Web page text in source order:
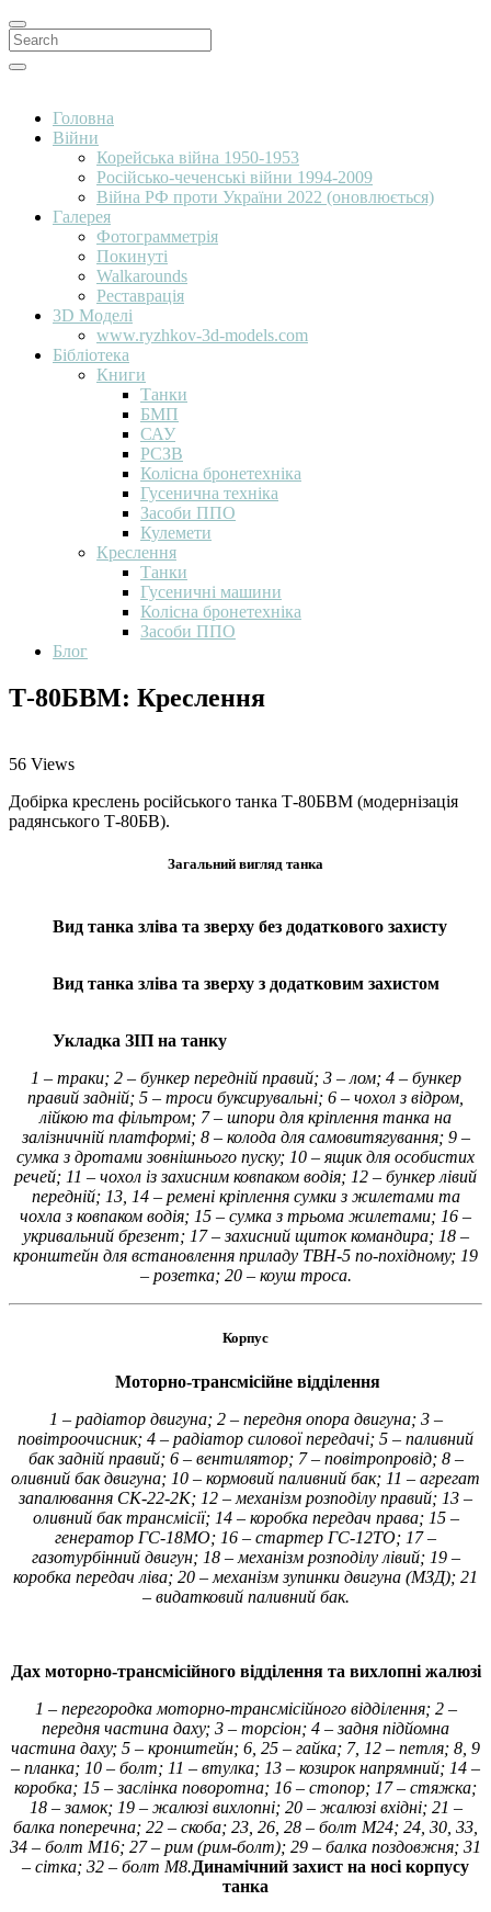
Search
for:
Search
Головна
Війни
Корейська війна 1950-1953
Російсько-чеченські війни 1994-2009
Війна РФ проти України 2022 (оновлюється)
Галерея
Фотограмметрія
Покинуті
Walkarounds
Реставрація
3D Моделі
www.ryzhkov-3d-models.com
Бібліотека
Книги
Танки
БМП
САУ
РСЗВ
Колісна бронетехніка
Гусенична техніка
Засоби ППО
Кулемети
Креслення
Танки
Гусеничні машини
Колісна бронетехніка
Засоби ППО
Блог
Т-80БВМ: Креслення
56 Views
Добірка креслень російського танка Т-80БВМ (модернізація
радянського Т-80БВ).
Загальний вигляд танка
Вид танка зліва та зверху без додаткового захисту
Вид танка зліва та зверху з додатковим захистом
Укладка ЗІП на танку
1 – траки; 2 – бункер передній правий; 3 – лом; 4 – бункер
правий задній; 5 – троси буксирувальні; 6 – чохол з відром,
лійкою та фільтром; 7 – шпори для кріплення танка на
залізничній платформі; 8 – колода для самовитягування; 9 –
сумка з дротами зовнішнього пуску; 10 – ящик для особистих
речей; 11 – чохол із захисним ковпаком водія; 12 – бункер лівий
передній; 13, 14 – ремені кріплення сумки з жилетами та
чохла з ковпаком водія; 15 – сумка з трьома жилетами; 16 –
укривальний брезент; 17 – захисний щиток командира; 18 –
кронштейн для встановлення приладу ТВН-5 по-похідному; 19
– розетка; 20 – коуш троса.
Корпус
Моторно-трансмісійне відділення
1 – радіатор двигуна; 2 – передня опора двигуна; 3 –
повітроочисник; 4 – радіатор силової передачі; 5 – паливний
бак задній правий; 6 – вентилятор; 7 – повітропровід; 8 –
оливний бак двигуна; 10 – кормовий паливний бак; 11 – агрегат
запалювання СК-22-2К; 12 – механізм розподілу правий; 13 –
оливний бак трансмісії; 14 – коробка передач права; 15 –
генератор ГС-18МО; 16 – стартер ГС-12ТО; 17 –
газотурбінний двигун; 18 – механізм розподілу лівий; 19 –
коробка передач ліва; 20 – механізм зупинки двигуна (МЗД); 21
– видатковий паливний бак.
Дах моторно-трансмісійного відділення та вихлопні жалюзі
1 – перегородка моторно-трансмісійного відділення; 2 –
передня частина даху; 3 – торсіон; 4 – задня підйомна
частина даху; 5 – кронштейн; 6, 25 – гайка; 7, 12 – петля; 8, 9
– планка; 10 – болт; 11 – втулка; 13 – козирок напрямний; 14 –
коробка; 15 – заслінка поворотна; 16 – стопор; 17 – стяжка;
18 – замок; 19 – жалюзі вихлопні; 20 – жалюзі вхідні; 21 –
балка поперечна; 22 – скоба; 23, 26, 28 – болт М24; 24, 30, 33,
34 – болт М16; 27 – рим (рим-болт); 29 – балка поздовжня; 31
– сітка; 32 – болт М8.Динамічний захист на носі корпусу
танка